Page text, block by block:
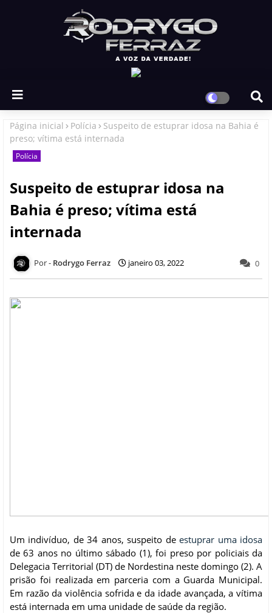
Página inicial Polícia
Suspeito de estuprar idosa na Bahia é
preso; vítima está internada
Polícia
Suspeito de estuprar idosa na
Bahia é preso; vítima está
internada
Rodrygo Ferraz janeiro 03, 2022 0
Um indivíduo, de 34 anos, suspeito deestuprar uma idosa
de 63 anos no último sábado (1), foi preso por policiais da
Delegacia Territorial (DT) de Nordestina neste domingo (2). A
prisão foi realizada em parceria com a Guarda Municipal.
Em razão da violência sofrida e da idade avançada, a vítima
está internada em uma unidade de saúde da região.